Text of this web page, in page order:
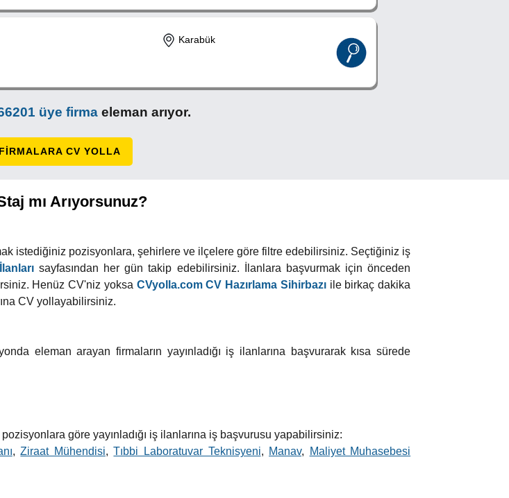
Karabük
üye firmaeleman arıyor.
CV YOLLA
mı Arıyorsunuz?
istediğiniz pozisyonlara, şehirlere ve ilçelere göre filtre edebilirsiniz. Seçtiğiniz iş
sayfasından her gün takip edebilirsiniz. İlanlara başvurmak için önceden
Henüz CV'niz yoksa CVyolla.com CV Hazırlama Sihirbazıile birkaç dakika
CV yollayabilirsiniz.
eleman arayan firmaların yayınladığı iş ilanlarına başvurarak kısa sürede
göre yayınladığı iş ilanlarına iş başvurusu yapabilirsiniz:
,Ziraat Mühendisi,Tıbbi Laboratuvar Teknisyeni, Manav,
Maliyet Muhasebesi